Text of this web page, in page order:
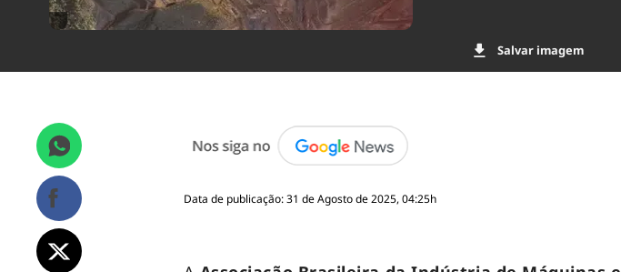
Salvar imagem
Data de publicação: 31 de Agosto de 2025, 04:25h